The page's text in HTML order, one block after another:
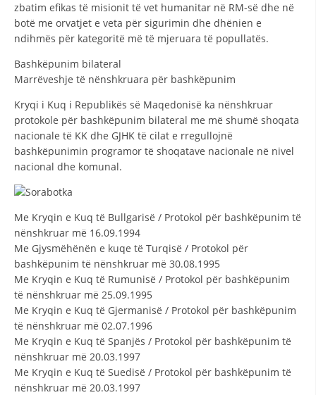
PROJEKTE
SHËRBIMI PËR KËRKIM
VEPRIMTARI SHËNDETËSORE PREVENTIVE
NDIHMA E PARË
DHURIMI I GJAKUT
MENAXHIM ME VULLNETARË
KUSH JEMI NE
VEPRIMTARI
DORACAKË
STRATEGJI
MATERIAL EDUKATIVO INFORMATIV
zbatim efikas të misionit të vet humanitar në RM-së dhe në
botë me orvatjet e veta për sigurimin dhe dhënien e
ndihmës për kategoritë më të mjeruara të popullatës.
Bashkëpunim bilateral
Marrëveshje të nënshkruara për bashkëpunim
Kryqi i Kuq i Republikës së Maqedonisë ka nënshkruar
protokole për bashkëpunim bilateral me më shumë shoqata
nacionale të KK dhe GJHK të cilat e rregullojnë
bashkëpunimin programor të shoqatave nacionale në nivel
nacional dhe komunal.
Me Kryqin e Kuq të Bullgarisë / Protokol për bashkëpunim të
nënshkruar më 16.09.1994
Me Gjysmëhënën e kuqe të Turqisë / Protokol për
bashkëpunim të nënshkruar më 30.08.1995
Me Kryqin e Kuq të Rumunisë / Protokol për bashkëpunim
të nënshkruar më 25.09.1995
Me Kryqin e Kuq të Gjermanisë / Protokol për bashkëpunim
të nënshkruar më 02.07.1996
Me Kryqin e Kuq të Spanjës / Protokol për bashkëpunim të
nënshkruar më 20.03.1997
Me Kryqin e Kuq të Suedisë / Protokol për bashkëpunim të
nënshkruar më 20.03.1997